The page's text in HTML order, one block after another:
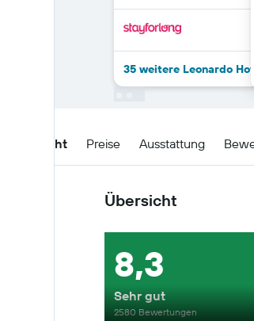
35 weitere Leonardo
Übersicht Preise Ausstattung
Übersicht
8,3
Sehr gut
2580 Bewertungen